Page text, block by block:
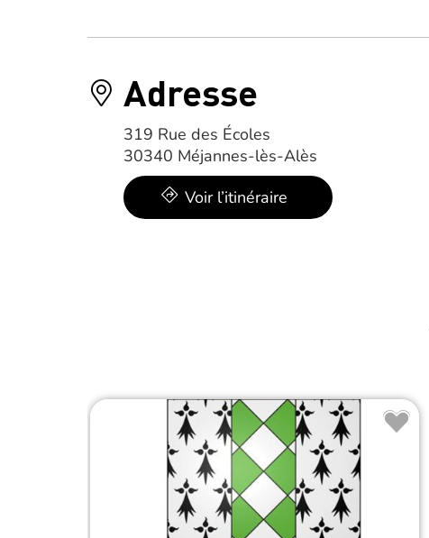
Adresse
319 Rue des Écoles
30340 Méjannes-lès-Alès
Voir l’itinéraire